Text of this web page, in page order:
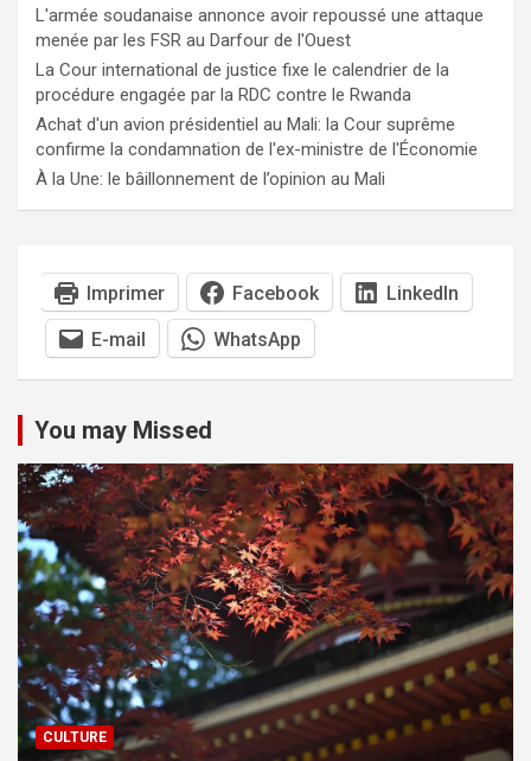
L'armée soudanaise annonce avoir repoussé une attaque
menée par les FSR au Darfour de l'Ouest
La Cour international de justice fixe le calendrier de la
procédure engagée par la RDC contre le Rwanda
Achat d'un avion présidentiel au Mali: la Cour suprême
confirme la condamnation de l'ex-ministre de l'Économie
À la Une: le bâillonnement de l’opinion au Mali
Imprimer Facebook LinkedIn
E-mail WhatsApp
You may Missed
CULTURE